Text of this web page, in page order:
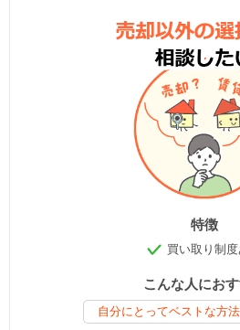
特徴
買い取り制度
こんな人にお
自分にとってベストな方